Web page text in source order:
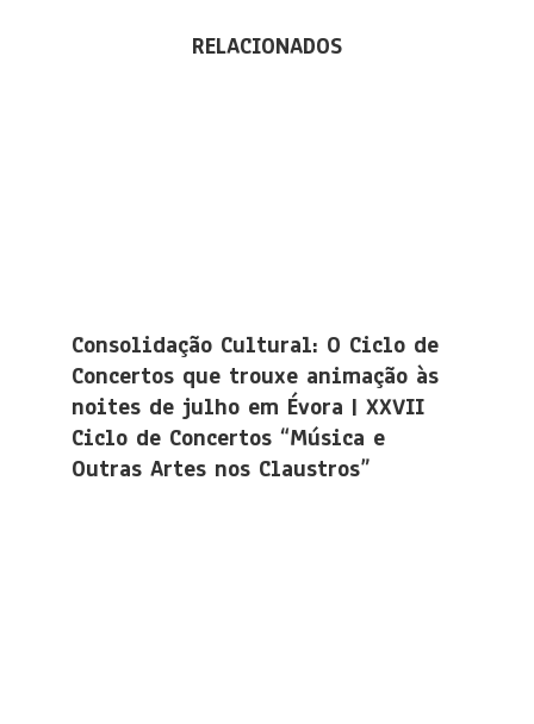
RELACIONADOS
Consolidação Cultural: O Ciclo de
Concertos que trouxe animação às
noites de julho em Évora | XXVII
Ciclo de Concertos “Música e
Outras Artes nos Claustros”